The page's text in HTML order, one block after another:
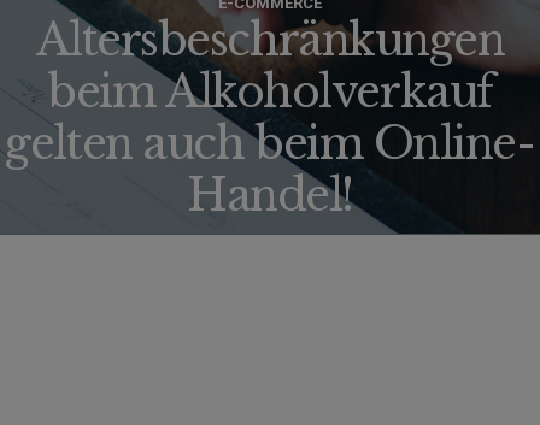
Altersbeschränkungen
beim Alkoholverkauf
gelten auch beim Online-
Handel!